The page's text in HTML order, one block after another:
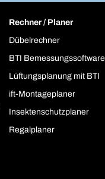
Rechner / Planer
Dübelrechner
BTI Bemessungssoftware
Lüftungsplanung mit BTI
ift-Montageplaner
Insektenschutzplaner
Regalplaner